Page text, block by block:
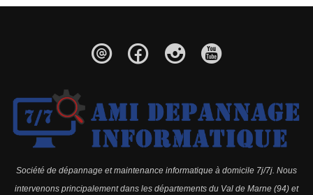
Société de dépannage et maintenance informatique à domicile 7j/7j. Nous
intervenons principalement dans les départements du Val de Marne (94) et